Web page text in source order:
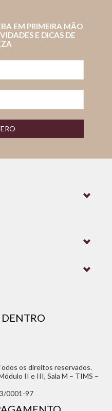
EM PRIMEIRA MÃO
E DICAS DE
os direitos reservados.
II e III, Sala M – TIMS –
0001-97